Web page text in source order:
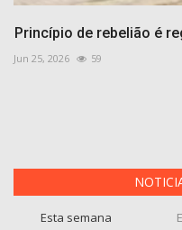
Princípio de rebelião é
Jun 25, 2026 59
Esta semana